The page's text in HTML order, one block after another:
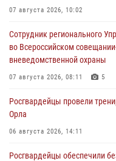
07 августа 2026, 10:02
Сотрудник регионального
во Всероссийском
вневедомственной охраны
07 августа 2026, 08:11 5
Росгвардейцы провели
Орла
06 августа 2026, 14:11
Росгвардейцы обеспечили